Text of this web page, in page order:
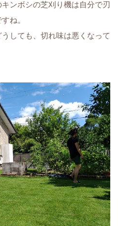
ンボシの芝刈り機は自分で刃
ね。
しても、切れ味は悪くなって